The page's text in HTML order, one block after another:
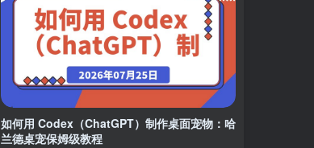
如何用 Codex（ChatGPT）制作桌面宠物：哈
兰德桌宠保姆级教程